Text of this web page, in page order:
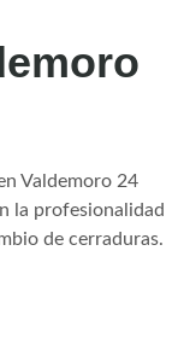
Valdemoro 24
la profesionalidad
de cerraduras.